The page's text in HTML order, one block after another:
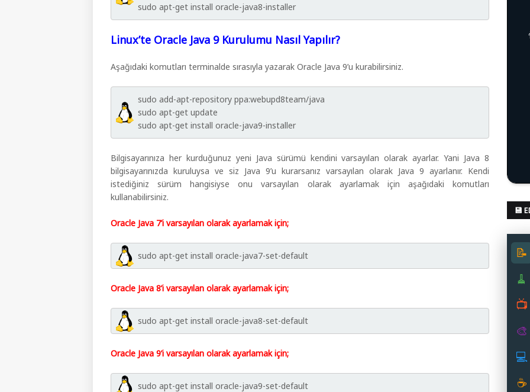
sudo apt-get install oracle-java8-installer
Linux’te Oracle Java 9 Kurulumu Nasıl Yapılır?
Aşağıdaki komutları terminalde sırasıyla yazarak Oracle Java 9’u kurabilirsiniz.
sudo add-apt-repository ppa:webupd8team/java
sudo apt-get update
sudo apt-get install oracle-java9-installer
Bilgisayarınıza her kurduğunuz yeni Java sürümü kendini varsayılan olarak ayarlar. Yani Java 8
bilgisayarınızda kuruluysa ve siz Java 9’u kurarsanız varsayılan olarak Java 9 ayarlanır. Kendi
istediğiniz sürüm hangisiyse onu varsayılan olarak ayarlamak için aşağıdaki komutları
kullanabilirsiniz.
Oracle Java 7’i varsayılan olarak ayarlamak için;
sudo apt-get install oracle-java7-set-default
Oracle Java 8’i varsayılan olarak ayarlamak için;
sudo apt-get install oracle-java8-set-default
Oracle Java 9’i varsayılan olarak ayarlamak için;
sudo apt-get install oracle-java9-set-default
💾
📝
🧹
📺
🎨
💻
☕